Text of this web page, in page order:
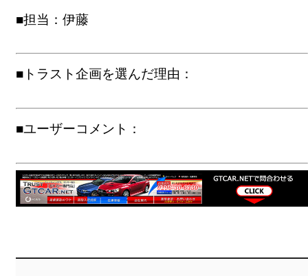
■担当：伊藤
■トラスト企画を選んだ理由：
■ユーザーコメント：